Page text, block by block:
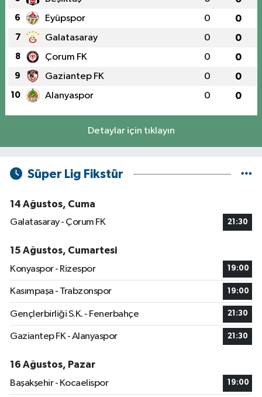
6 Eyüpspor 0 0
7 Galatasaray 0 0
8 Çorum FK 0 0
9 Gaziantep FK 0 0
10 Alanyaspor 0 0
Detaylar için tıklayın
Süper Lig Fikstür
14 Ağustos, Cuma
Galatasaray - Çorum FK
21:30
15 Ağustos, Cumartesi
Konyaspor - Rizespor
19:00
Kasımpaşa - Trabzonspor 19:00
Gençlerbirliği S.K. - Fenerbahçe 21:30
Gaziantep FK - Alanyaspor 21:30
16 Ağustos, Pazar
Başakşehir - Kocaelispor
19:00